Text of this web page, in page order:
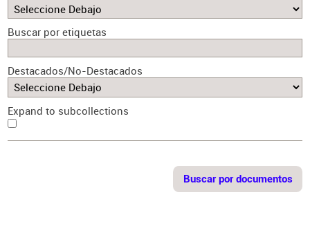
Buscar por etiquetas
Destacados/No-Destacados
Expand to subcollections